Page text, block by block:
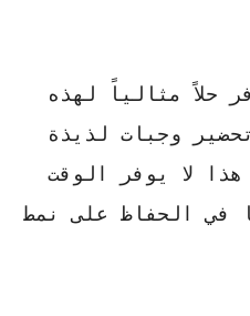
حلاً مثالياً لهذه
وجبات لذيذة
لا يوفر الوقت
في الحفاظ على نمط